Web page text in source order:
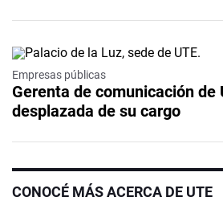
Empresas públicas
Gerenta de comunicación de
desplazada de su cargo
CONOCÉ MÁS ACERCA DE UTE